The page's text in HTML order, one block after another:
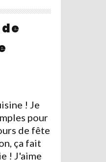
! Je
pour
de fête
ça fait
! J'aime